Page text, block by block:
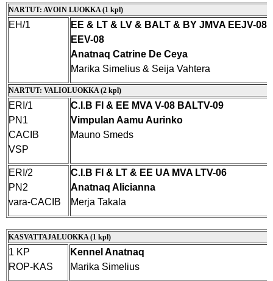
NARTUT: AVOIN LUOKKA (1 kpl)
EH/1
EE & LT & LV & BALT & BY JMVA EEJV-08
EEV-08
Anatnaq Catrine De Ceya
Marika Simelius & Seija Vahtera
NARTUT: VALIOLUOKKA (2 kpl)
ERI/1
PN1
CACIB
VSP
C.I.B FI & EE MVA V-08 BALTV-09
Vimpulan Aamu Aurinko
Mauno Smeds
ERI/2
PN2
vara-CACIB
C.I.B FI & LT & EE UA MVA LTV-06
Anatnaq Alicianna
Merja Takala
KASVATTAJALUOKKA (1 kpl)
1 KP
ROP-KAS
Kennel Anatnaq
Marika Simelius